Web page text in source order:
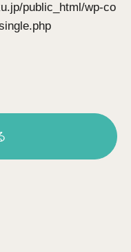
public_html/wp-co